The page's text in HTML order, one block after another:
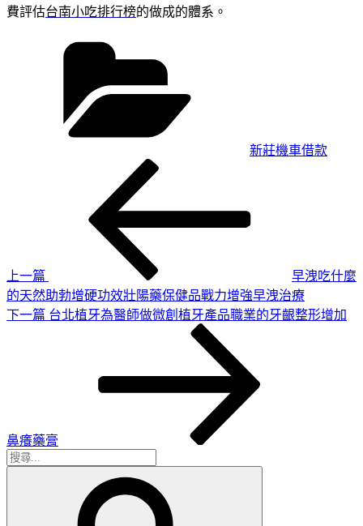
費評估台南小吃排行榜的做成的體系。
新莊機車借款
上一篇
早洩吃什麼
的天然助勃增硬功效壯陽藥保健品戰力增強早洩治療
下
下一篇 台北植牙為醫師做微創植牙產品職業的牙齦整形增加
鼻癢藥膏
搜